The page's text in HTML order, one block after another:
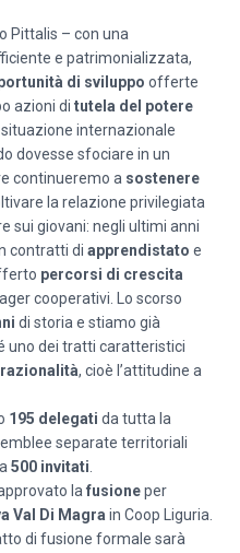
Pittalis – con una
e patrimonializzata,
di sviluppo offerte
azioni di tutela del potere
situazione internazionale
dovesse sfociare in un
continueremo a sostenere
la relazione privilegiata
sui giovani: negli ultimi anni
contratti di apprendistato e
percorsi di crescita
cooperativi. Lo scorso
di storia e stiamo già
uno dei tratti caratteristici
, cioè l’attitudine a
195 delegati da tutta la
separate territoriali
500 invitati
la fusioneper
Val Di Magra in Coop Liguria.
di fusione formale sarà